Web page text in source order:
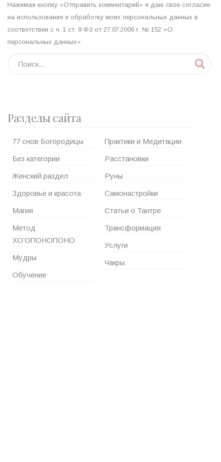
Нажимая кнопку «Отправить комментарий» я даю свое согласие
на использование и обработку моих персональных данных в
соответствии с ч. 1 ст. 9 ФЗ от 27.07.2006 г. № 152 «О
персональных данных»
Разделы сайта
77 снов Богородицы
Без категории
Женский раздел
Здоровье и красота
Магия
Метод
ХО’ОПОНОПОНО
Мудры
Обучение
Практики и Медитации
Расстановки
Руны
Самонастройки
Статьи о Тантре
Трансформация
Услуги
Чакры